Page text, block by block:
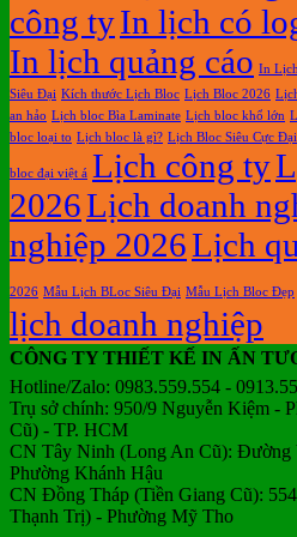
công tyIn lịch có
In lịch quảng cáo In
Siêu Đại Kích thước Lịch Bloc Lịch Bloc 2026
an hảo Lịch bloc Bìa Laminate Lịch bloc khổ lớn
bloc loại to Lịch bloc là gì? Lịch Bloc Siêu Cực Đại
bloc đại việt á Lịch công ty
2026Lịch doanh
nghiệp 2026Lịch
2026 Mẫu Lịch BLoc Siêu Đại Mẫu Lịch Bloc Đẹp
lịch doanh nghiệp
CÔNG TY THIẾT KẾ IN ẤN
Hotline/Zalo: 0983.559.554 -
Trụ sở chính: 950/9 Nguyễn Kiệm -
Cũ) - TP. HCM
CN Tây Ninh (Long An Cũ):
Phường Khánh Hậu
CN Đồng Tháp (Tiền Giang Cũ):
Thạnh Trị) - Phường Mỹ Tho